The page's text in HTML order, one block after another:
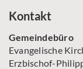
Kontakt
Gemeindebüro
Evangelische
Erzbischof-